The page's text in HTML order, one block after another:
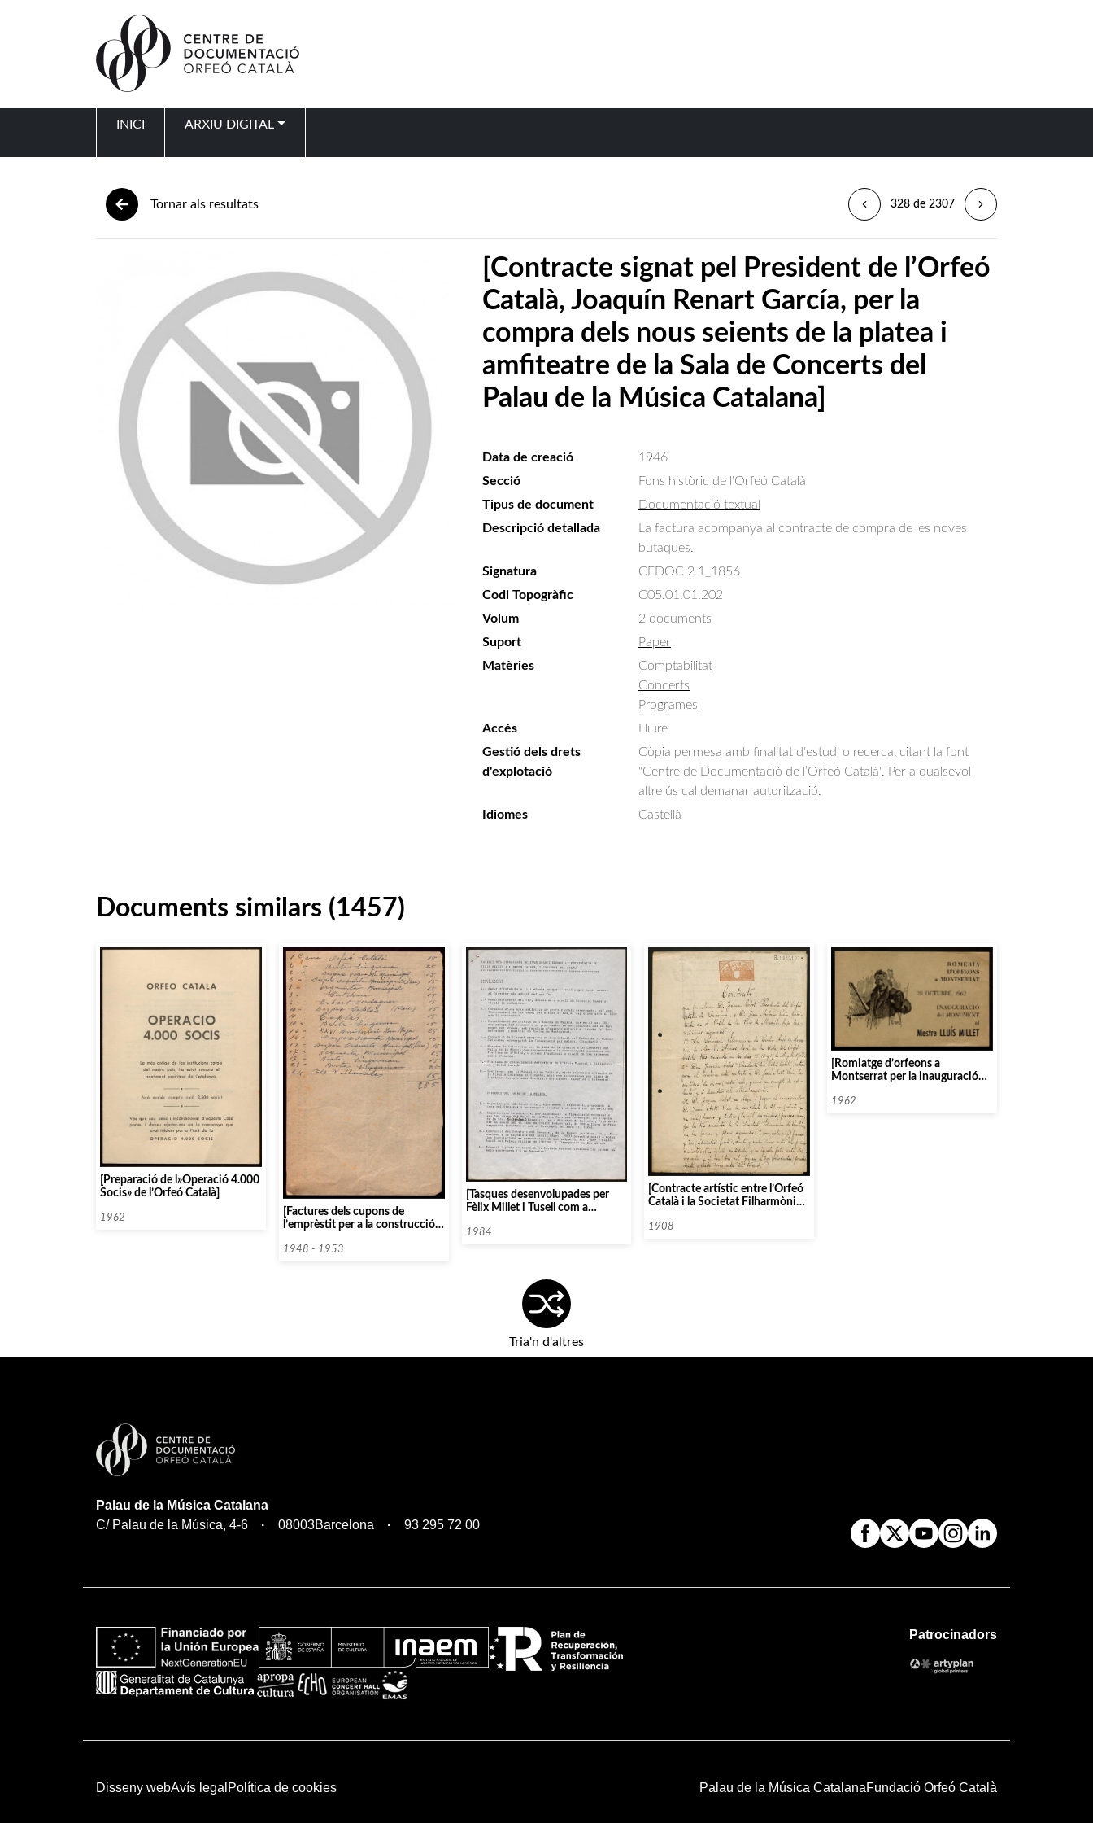
INICI ARXIU DIGITAL
Tornar als resultats 328 de 2307
[Contracte signat pel President de l’Orfeó
Català, Joaquín Renart García, per la
compra dels nous seients de la platea i
amfiteatre de la Sala de Concerts del
Palau de la Música Catalana]
Data de creació
1946
Secció
Fons històric de l'Orfeó Català
Tipus de document
Documentació textual
Descripció detallada
La factura acompanya al contracte de compra de les noves
butaques.
Signatura
CEDOC 2.1_1856
Codi Topogràfic
C05.01.01.202
Volum
2 documents
Suport
Paper
Matèries
Comptabilitat
Concerts
Programes
Accés
Lliure
Gestió dels drets
d'explotació
Còpia permesa amb finalitat d'estudi o recerca, citant la font
"Centre de Documentació de l’Orfeó Català". Per a qualsevol
altre ús cal demanar autorització.
Idiomes
Castellà
Documents similars (1457)
[Preparació de l»Operació 4.000
Socis» de l’Orfeó Català]
1962
[Factures dels cupons de
l’emprèstit per a la construcció
1948 - 1953
[Tasques desenvolupades per
Fèlix Millet i Tusell com a
Consorci del Palau]
1984
[Contracte artístic entre l’Orfeó
Català i la Societat Filharmònica
Strauss]
1908
[Romiatge d’orfeons a
Montserrat per la inauguració
Pagès]
1962
Tria'n d'altres
Palau de la Música Catalana
C/ Palau de la Música, 4-6
08003Barcelona 93 295 72 00
Patrocinadors
Disseny webAvís legal Política de cookies Palau de la Música CatalanaFundació Orfeó Català